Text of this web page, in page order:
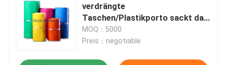
verdrängte
Taschen/Plastikporto sackt das
beständige Durchbohren ein
MOQ：5000
Preis：negotiable